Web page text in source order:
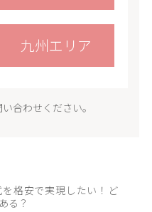
九州エリア
合わせください。
格安で実現したい！ど
る？